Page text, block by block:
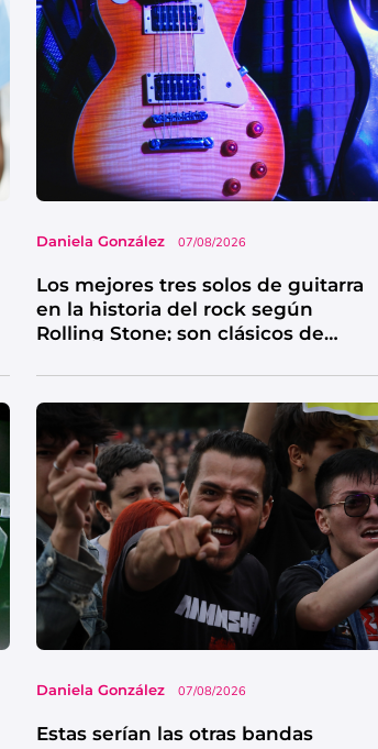
Daniela González 07/08/2026
Los mejores tres solos de guitarra
en la historia del rock según
Rolling Stone; son clásicos de
Daniela González 07/08/2026
Estas serían las otras bandas